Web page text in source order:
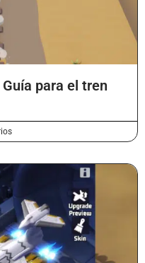
para el tren